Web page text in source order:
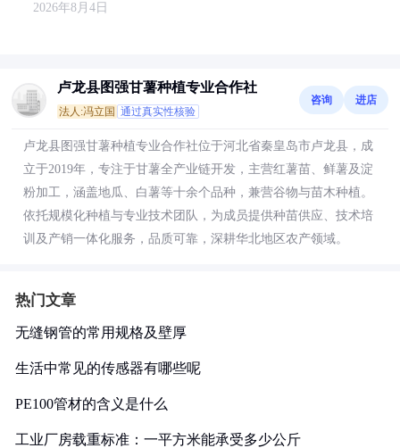
2026年8月4日
卢龙县图强甘薯种植专业合作社
法人:冯立国 通过真实性核验
咨询 进店
卢龙县图强甘薯种植专业合作社位于河北省秦皇岛市卢龙县，成
立于2019年，专注于甘薯全产业链开发，主营红薯苗、鲜薯及淀
粉加工，涵盖地瓜、白薯等十余个品种，兼营谷物与苗木种植。
依托规模化种植与专业技术团队，为成员提供种苗供应、技术培
训及产销一体化服务，品质可靠，深耕华北地区农产领域。
热门文章
无缝钢管的常用规格及壁厚
生活中常见的传感器有哪些呢
PE100管材的含义是什么
工业厂房载重标准：一平方米能承受多少公斤